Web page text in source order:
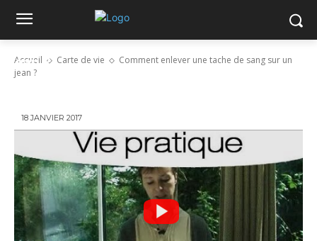
Accueil Carte de vie
Comment enlever une tache de sang sur un
jean ?
Comment enlever une tache de sang sur un
jean ?
18 JANVIER 2017